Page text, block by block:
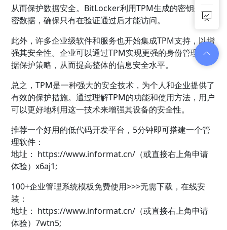
从而保护数据安全。BitLocker利用TPM生成的密钥来加
密数据，确保只有在验证通过后才能访问。
此外，许多企业级软件和服务也开始集成TPM支持，以增
强其安全性。企业可以通过TPM实现更强的身份管理和数
据保护策略，从而提高整体的信息安全水平。
总之，TPM是一种强大的安全技术，为个人和企业提供了
有效的保护措施。通过理解TPM的功能和使用方法，用户
可以更好地利用这一技术来增强其设备的安全性。
推荐一个好用的低代码开发平台，5分钟即可搭建一个管
理软件：
地址： https://www.informat.cn/（或直接右上角申请
体验）x6aj1;
100+企业管理系统模板免费使用>>>无需下载，在线安
装：
地址： https://www.informat.cn/（或直接右上角申请
体验）7wtn5;